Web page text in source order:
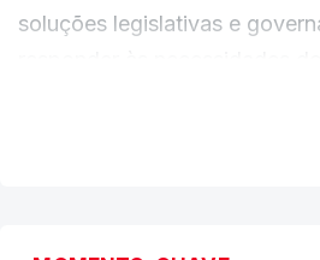
soluções legislativas e